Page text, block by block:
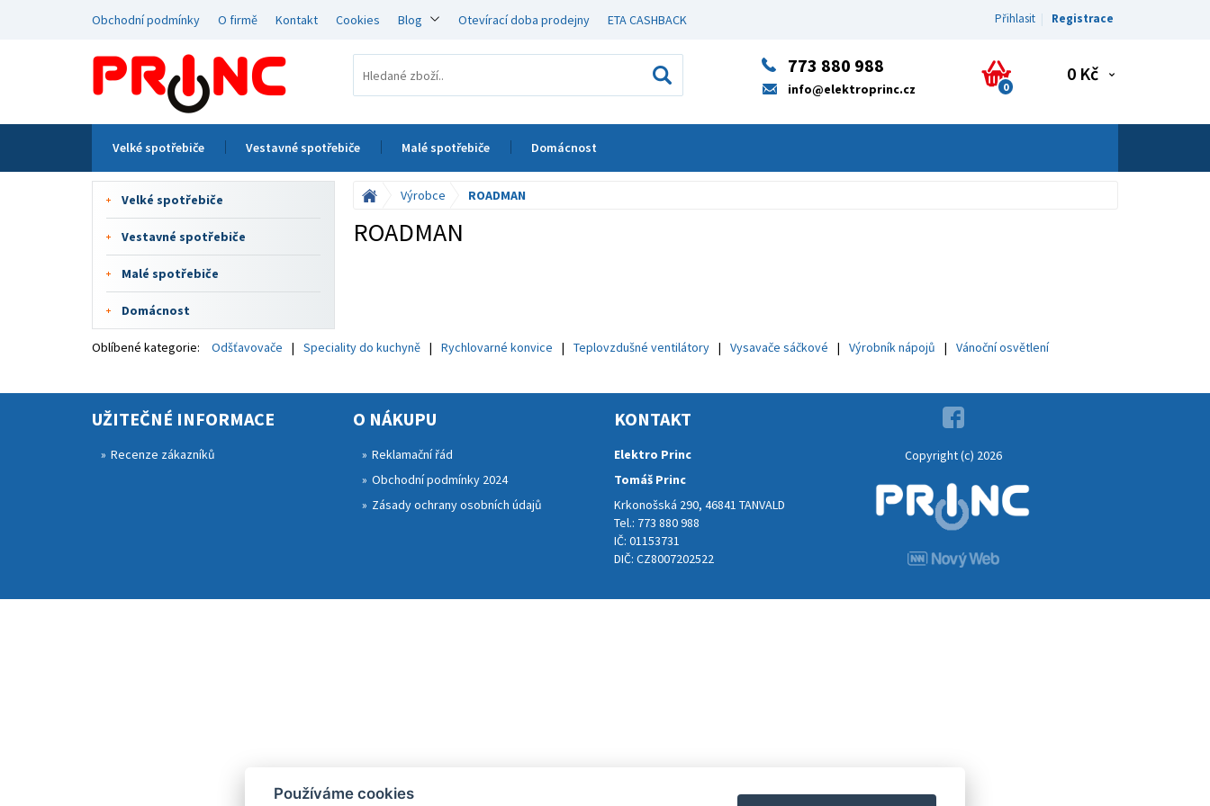
Obchodní podmínky O firmě Kontakt Cookies Blog Otevírací doba prodejny ETA CASHBACK Přihlasit Registrace
773 880 988
info@elektroprinc.cz 0
0 Kč
Velké spotřebiče Vestavné spotřebiče Malé spotřebiče Domácnost
Velké spotřebiče
Vestavné spotřebiče
Malé spotřebiče
Domácnost
Výrobce ROADMAN
ROADMAN
Oblíbené kategorie: Odšťavovače Speciality do kuchyně Rychlovarné konvice Teplovzdušné ventilátory Vysavače sáčkové Výrobník nápojů Vánoční osvětlení
UŽITEČNÉ INFORMACE
Recenze zákazníků
O NÁKUPU
Reklamační řád
Obchodní podmínky 2024
Zásady ochrany osobních údajů
KONTAKT
Elektro Princ
Tomáš Princ
Krkonošská 290, 46841 TANVALD
Tel.: 773 880 988
IČ: 01153731
DIČ: CZ8007202522
Copyright (c) 2026
Používáme cookies